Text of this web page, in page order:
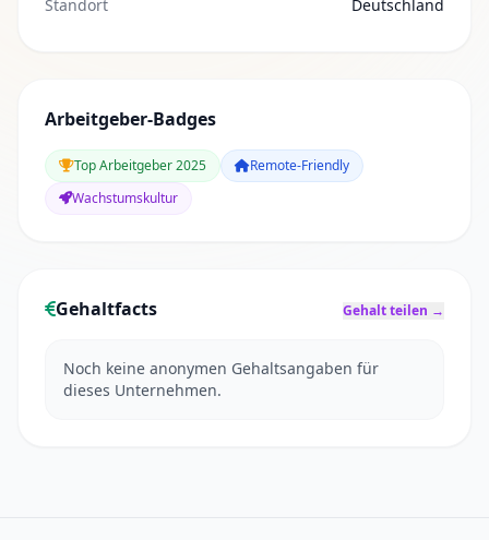
Standort Deutschland
Arbeitgeber-Badges
Top Arbeitgeber 2025
Remote-Friendly
Wachstumskultur
Gehaltfacts Gehalt teilen →
Noch keine anonymen Gehaltsangaben für
dieses Unternehmen.